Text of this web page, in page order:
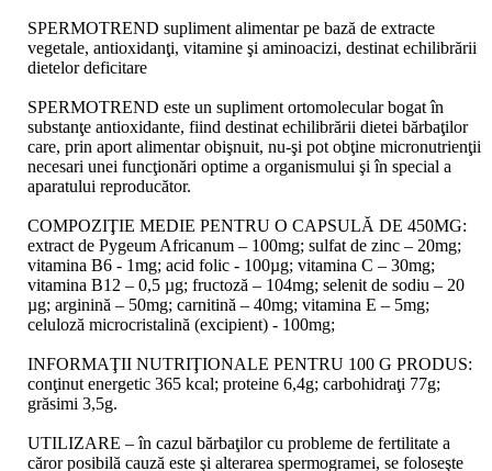
SPERMOTREND supliment alimentar pe bază de extracte
vegetale, antioxidanţi, vitamine şi aminoacizi, destinat echilibrării
dietelor deficitare
SPERMOTREND este un supliment ortomolecular bogat în
substanţe antioxidante, fiind destinat echilibrării dietei bărbaţilor
care, prin aport alimentar obişnuit, nu-şi pot obţine micronutrienţii
necesari unei funcţionări optime a organismului şi în special a
aparatului reproducător.
COMPOZIŢIE MEDIE PENTRU O CAPSULĂ DE 450MG:
extract de Pygeum Africanum – 100mg; sulfat de zinc – 20mg;
vitamina B6 - 1mg; acid folic - 100µg; vitamina C – 30mg;
vitamina B12 – 0,5 µg; fructoză – 104mg; selenit de sodiu – 20
µg; arginină – 50mg; carnitină – 40mg; vitamina E – 5mg;
celuloză microcristalină (excipient) - 100mg;
INFORMAŢII NUTRIŢIONALE PENTRU 100 G PRODUS:
conţinut energetic 365 kcal; proteine 6,4g; carbohidraţi 77g;
grăsimi 3,5g.
UTILIZARE – în cazul bărbaţilor cu probleme de fertilitate a
căror posibilă cauză este şi alterarea spermogramei, se foloseşte